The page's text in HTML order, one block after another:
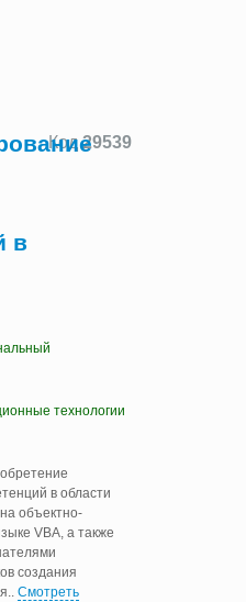
Код29539
в
технологии
в области
объектно-
VBA, а также
создания
.. Смотреть